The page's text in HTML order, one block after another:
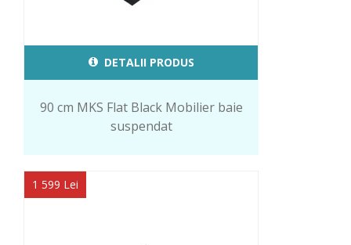
DETALII PRODUS
90 cm MKS Flat Black Mobilier baie
suspendat
1 599 Lei